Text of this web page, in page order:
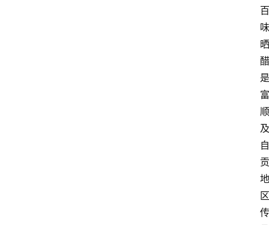
百
味
晒
醋
是
富
顺
及
自
贡
地
区
传